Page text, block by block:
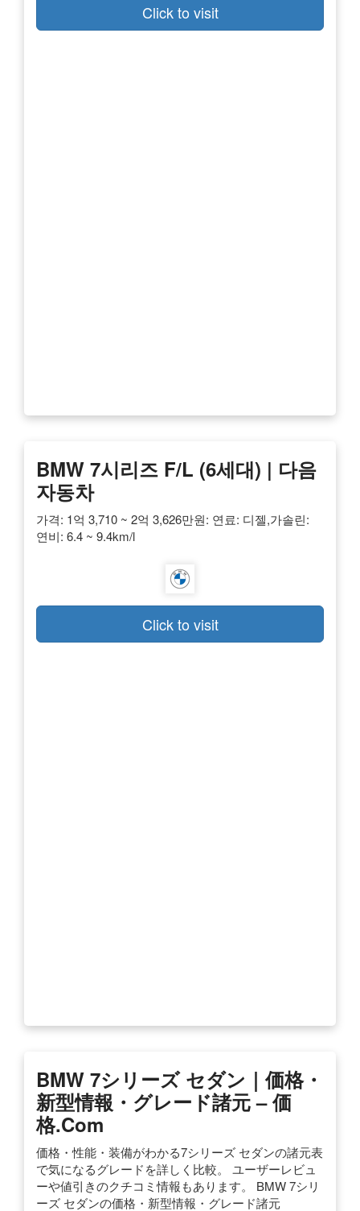
Click to visit
BMW 7시리즈 F/L (6세대) | 다음
자동차
가격: 1억 3,710 ~ 2억 3,626만원: 연료: 디젤,가솔린:
연비: 6.4 ~ 9.4km/l
Click to visit
BMW 7シリーズ セダン｜価格・
新型情報・グレード諸元 – 価
格.com
価格・性能・装備がわかる7シリーズ セダンの諸元表
で気になるグレードを詳しく比較。 ユーザーレビュ
ーや値引きのクチコミ情報もあります。 BMW 7シリ
ーズ セダンの価格・新型情報・グレード諸元